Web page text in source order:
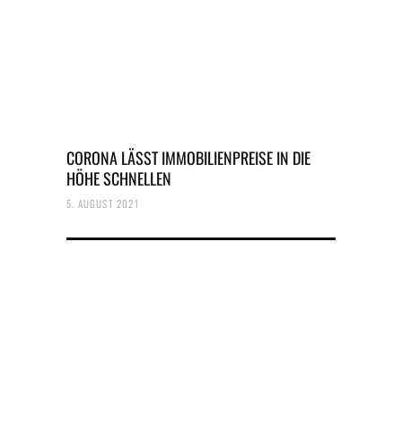
CORONA LÄSST IMMOBILIENPREISE IN DIE
HÖHE SCHNELLEN
5. AUGUST 2021